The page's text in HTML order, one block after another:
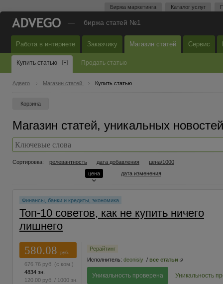
Биржа маркетинга Каталог услуг
— биржа статей №1
Работа в интернете Заказчику Магазин статей Сервис
Купить статью Продать статью
Адвего Магазин статей Купить статью
Корзина
Магазин статей, уникальных
Сортировка: релевантность
дата добавления
цена
цена/1000
дата изменения
Финансы, банки и кредиты, экономика
Топ-10 советов, как не купить ничего
лишнего
580.08
руб.
676.76 руб. (с ком.)
4834 зн.
120.00 руб. / 1000 зн.
Рерайтинг
Исполнитель: deonisiy / все статьи
Уникальность проверена Уникальность